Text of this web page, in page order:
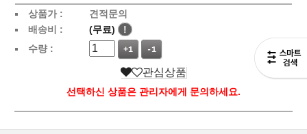
상품가 :
견적문의
배송비 :
(무료)
!
수량 :
+1 -1
관심상품
선택하신 상품은 관리자에게 문의하세요.